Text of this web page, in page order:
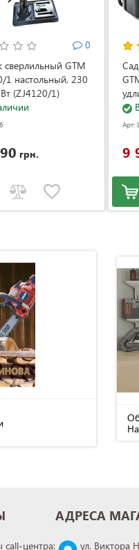
0
сверлильный GTM
1 настольный, 230
(ZJ4120/1)
грн.
Арт:
9
call-центра:
АДРЕСА
ул. Виктора